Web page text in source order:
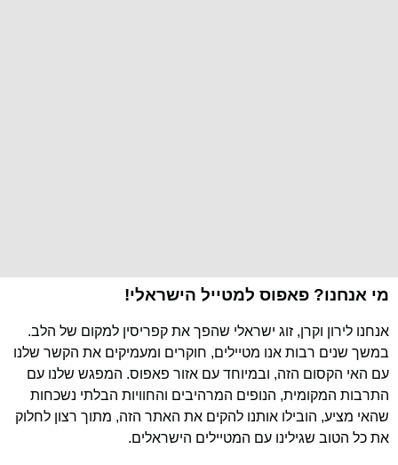
מי אנחנו? פאפוס למטייל הישראלי!
אנחנו לירון וקרן, זוג ישראלי שהפך את קפריסין למקום של הלב.
במשך שנים רבות אנו מטיילים, חוקרים ומעמיקים את הקשר שלנו
עם האי הקסום הזה, ובמיוחד עם אזור פאפוס. המפגש שלנו עם
התרבות המקומית, הנופים המרהיבים והחוויות הבלתי נשכחות
שהאי מציע, הובילו אותנו להקים את האתר הזה, מתוך רצון לחלוק
את כל הטוב שגילינו עם המטיילים הישראלים.